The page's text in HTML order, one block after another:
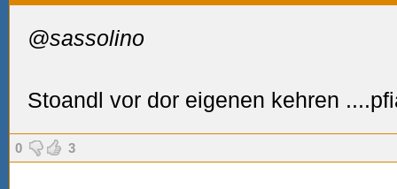
@sassolino
Stoandl vor dor eigenen kehren
0 3